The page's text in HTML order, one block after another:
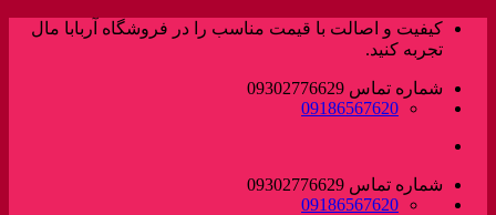
پرش
کیفیت و اصالت با قیمت مناسب را در فروشگاه آربابا مال
تجربه کنید.
شماره تماس 09302776629
09186567620
شماره تماس 09302776629
09186567620